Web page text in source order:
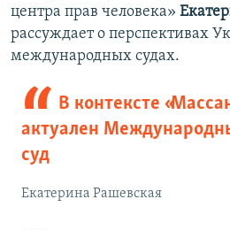
центра прав человека»
рассуждает о перспективах
международных судах.
В контексте
актуален
суд
Екатерина Рашевская